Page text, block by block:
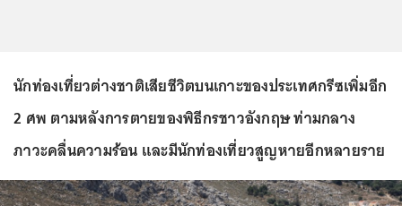
นักท่องเที่ยวต่างชาติเสียชีวิตบนเกาะของประเทศกรีซเพิ่มอีก
2 ศพ ตามหลังการตายของพิธีกรชาวอังกฤษ ท่ามกลาง
ภาวะคลื่นความร้อน และมีนักท่องเที่ยวสูญหายอีกหลายราย